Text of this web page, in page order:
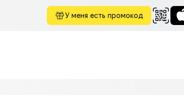
У меня есть промокод